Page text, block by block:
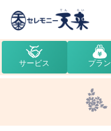
サービス プラン